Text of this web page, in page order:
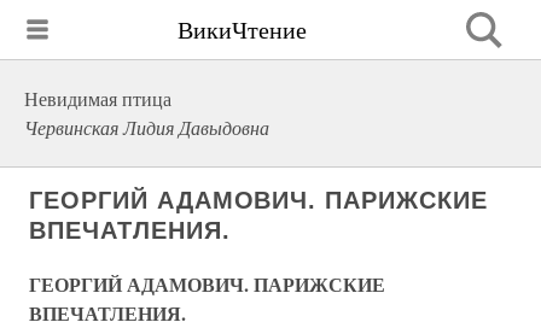
ВикиЧтение
Невидимая птица
Червинская Лидия Давыдовна
ГЕОРГИЙ АДАМОВИЧ. ПАРИЖСКИЕ
ВПЕЧАТЛЕНИЯ.
ГЕОРГИЙ АДАМОВИЧ. ПАРИЖСКИЕ
ВПЕЧАТЛЕНИЯ.